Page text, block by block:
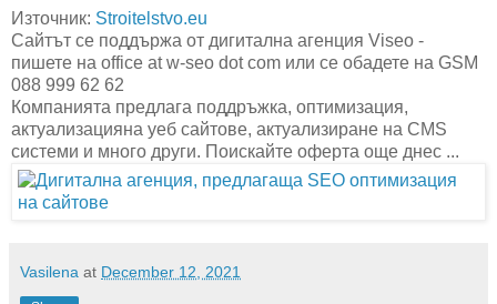
Източник: Stroitelstvo.eu
Сайтът се поддържа от дигитална агенция Viseo -
пишете на office at w-seo dot com или се обадете на GSM
088 999 62 62
Компанията предлага поддръжка, оптимизация,
актуализацияна уеб сайтове, актуализиране на CMS
системи и много други. Поискайте оферта още днес ...
Vasilena at December 12, 2021